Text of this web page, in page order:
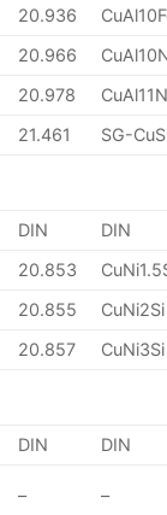
20.936
20.966
20.978
21.461 SG-
DIN
DIN
20.853
20.855
CuNi2Si
20.857 CuNi3Si
DIN DIN
– –